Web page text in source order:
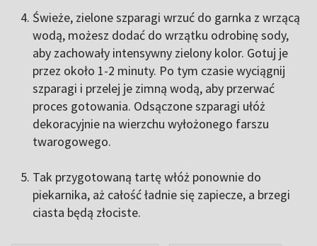
Świeże, zielone szparagi wrzuć do garnka z wrzącą
wodą, możesz dodać do wrzątku odrobinę sody,
aby zachowały intensywny zielony kolor. Gotuj je
przez około 1-2 minuty. Po tym czasie wyciągnij
szparagi i przelej je zimną wodą, aby przerwać
proces gotowania. Odsączone szparagi ułóż
dekoracyjnie na wierzchu wyłożonego farszu
twarogowego.
Tak przygotowaną tartę włóż ponownie do
piekarnika, aż całość ładnie się zapiecze, a brzegi
ciasta będą złociste.